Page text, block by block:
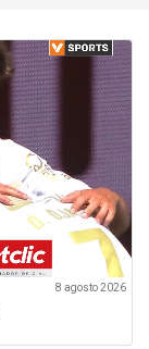
8 agosto 2026